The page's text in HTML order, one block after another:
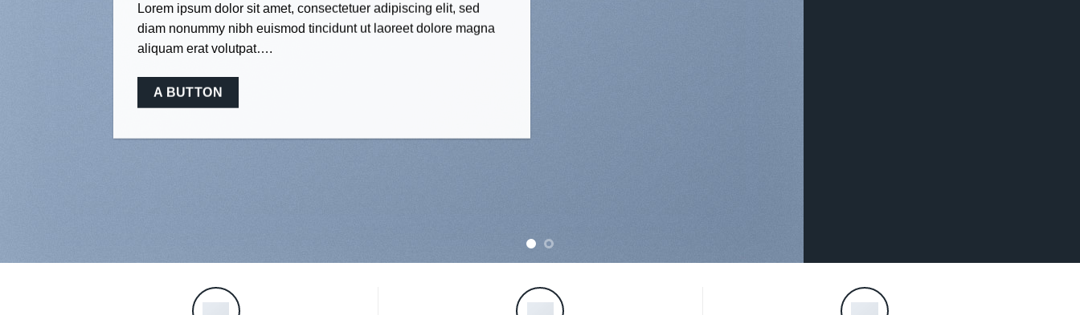
Lorem ipsum dolor sit amet, consectetuer adipiscing elit, sed
diam nonummy nibh euismod tincidunt ut laoreet dolore magna
aliquam erat volutpat….
A BUTTON